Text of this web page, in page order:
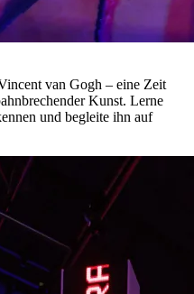
van Gogh – eine Zeit
Kunst. Lerne
und begleite ihn auf